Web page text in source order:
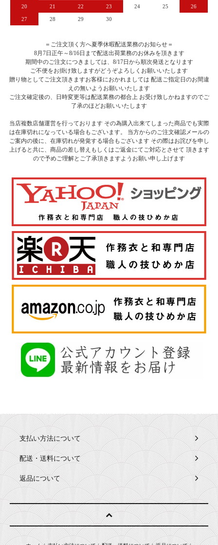
20 21 22 23 24 25 26
27 28 29 30
＝ご注文頂く方へ夏季休暇配送業務のお知らせ＝
8月7日正午～8/16日まで配送出荷業務のお休みを頂きます
期間中のご注文につきましては、8/17日から順次発送となります
ご不便をお掛け致しますがどうぞよろしくお願いいたします
贈り物としてご注文頂きますお客様におかれましては 配送ご指定日のお間違
えの無いようお願いいたします
ご注文確定後の、日時変更等は配送業務の都合上 お受け致しかねますのでご
了承のほどお願いいたします
当店複数店舗運営を行っております その為購入出来てしまった商品でも実際
は在庫切れになっている場合もございます。 当方からのご注文確認メールの
ご案内の後に、在庫切れが発覚する場合もございます その際はお詫びを申し
上げると共に、商品の差し替えもしくはご返金にてご対応とさせて 頂きます
ので予めご理解とご了承頂きますようお願い申し上げます
支払い方法について
配送・送料について
返品について